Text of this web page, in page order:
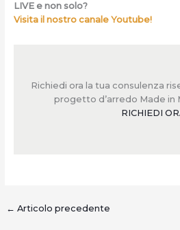
LIVE e non solo?
Visita il nostro canale Youtube!
Richiedi ora la tua consulenza
progetto d’arredo Made in
RICHIEDI
← Articolo precedente